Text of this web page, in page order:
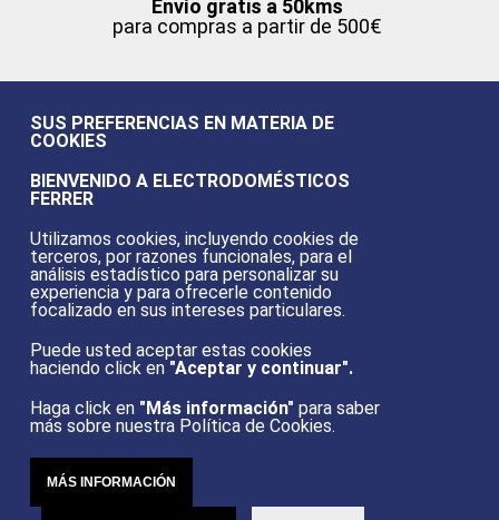
Envío gratis a 50kms
para compras a partir de 500€
Pago
Retirada
del aparato usado
Instalación
y puesta en marcha
SUS PREFERENCIAS EN MATERIA DE
COOKIES
BIENVENIDO A ELECTRODOMÉSTICOS
FERRER
Utilizamos cookies, incluyendo cookies de
terceros, por razones funcionales, para el
análisis estadístico para personalizar su
experiencia y para ofrecerle contenido
focalizado en sus intereses particulares.
Puede usted aceptar estas cookies
haciendo click en "Aceptar y continuar".
Haga click en "Más información" para saber
más sobre nuestra Política de Cookies.
MÁS INFORMACIÓN